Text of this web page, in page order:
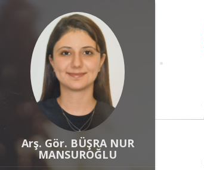
Arş. Gör. BÜŞRA NUR
MANSUROĞLU